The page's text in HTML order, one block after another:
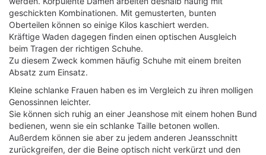
geschickten Kombinationen. Mit gemusterten, bunten
Oberteilen können so einige Kilos kaschiert werden.
Kräftige Waden dagegen finden einen optischen Ausgleich
beim Tragen der richtigen Schuhe.
Zu diesem Zweck kommen häufig Schuhe mit einem breiten
Absatz zum Einsatz.
Kleine schlanke Frauen haben es im Vergleich zu ihren molligen
Genossinnen leichter.
Sie können sich ruhig an einer Jeanshose mit einem hohen Bund
bedienen, wenn sie ein schlanke Taille betonen wollen.
Außerdem können sie aber zu jedem anderen Jeansschnitt
zurückgreifen, der die Beine optisch nicht verkürzt und den